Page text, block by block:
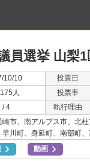
員選挙 山梨1
10/10 投票日
人 投票率
/ 4 執行理由
崎市、南アルプス市、北
早川町、身延町、南部町
動画